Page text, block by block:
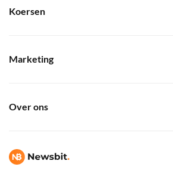
Koersen
Marketing
Over ons